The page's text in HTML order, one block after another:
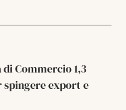
Commercio 1,3
export e